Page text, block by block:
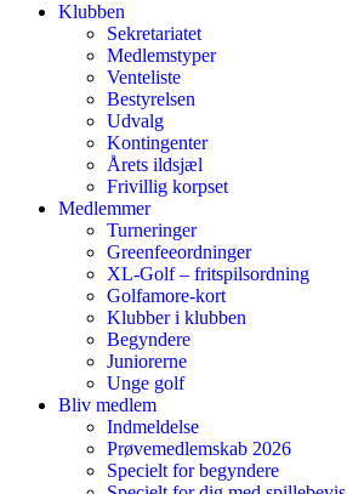
Klubben
Sekretariatet
Medlemstyper
Venteliste
Bestyrelsen
Udvalg
Kontingenter
Årets ildsjæl
Frivillig korpset
Medlemmer
Turneringer
Greenfeeordninger
XL-Golf – fritspilsordning
Golfamore-kort
Klubber i klubben
Begyndere
Juniorerne
Unge golf
Bliv medlem
Indmeldelse
Prøvemedlemskab 2026
Specielt for begyndere